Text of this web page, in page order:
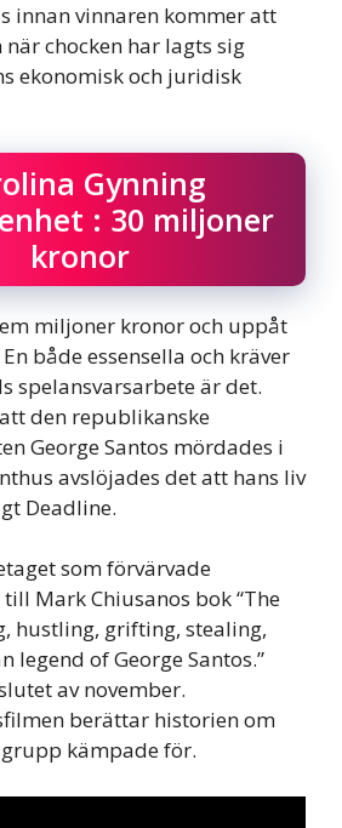
innan vinnaren kommer att
chocken har lagts sig
ekonomisk och juridisk
Gynning
: 30 miljoner
kronor
miljoner kronor och uppåt
både essensella och kräver
spelansvarsarbete är det.
den republikanske
George Santos mördades i
avslöjades det att hans liv
Deadline.
som förvärvade
Mark Chiusanos bok “The
hustling, grifting, stealing,
legend of George Santos.”
av november.
berättar historien om
kämpade för.